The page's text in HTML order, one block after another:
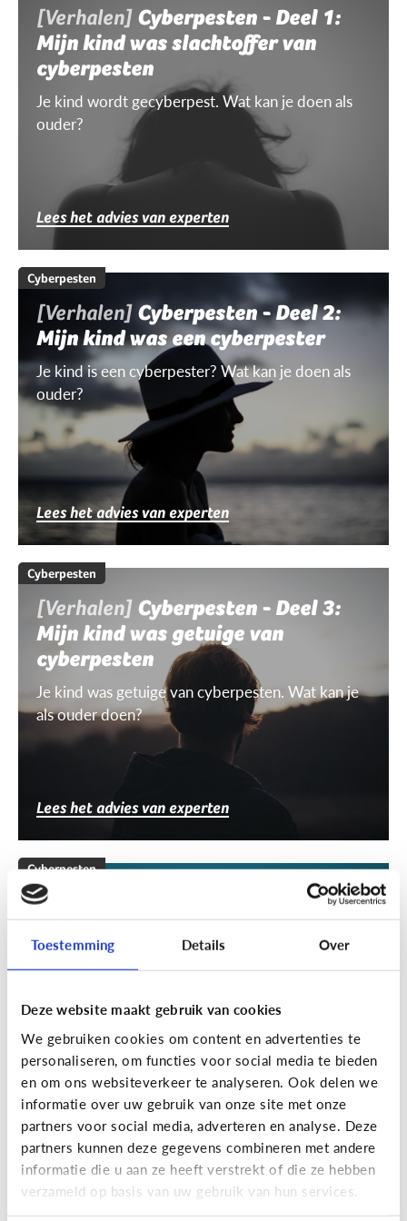
Toestemming Details Over
Deze website maakt gebruik van cookies
We gebruiken cookies om content en advertenties te
personaliseren, om functies voor social media te bieden
en om ons websiteverkeer te analyseren. Ook delen we
informatie over uw gebruik van onze site met onze
partners voor social media, adverteren en analyse. Deze
partners kunnen deze gegevens combineren met andere
informatie die u aan ze heeft verstrekt of die ze hebben
verzameld op basis van uw gebruik van hun services.
[Verhalen] Cyberpesten - Deel 1:
Mijn kind was slachtoffer van
cyberpesten
Je kind wordt gecyberpest. Wat kan je doen als
ouder?
Lees het advies van experten
Cyberpesten
[Verhalen] Cyberpesten - Deel 2:
Mijn kind was een cyberpester
Je kind is een cyberpester? Wat kan je doen als
ouder?
Lees het advies van experten
Cyberpesten
[Verhalen] Cyberpesten - Deel 3:
Mijn kind was getuige van
cyberpesten
Je kind was getuige van cyberpesten. Wat kan je
als ouder doen?
Lees het advies van experten
Cyberpesten
[Klik & Print]
cyberpesten
Cyberpesten
Welke tieners lopen een groter